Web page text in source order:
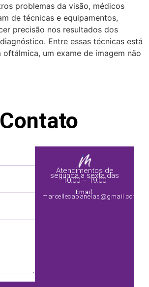
problemas da visão, médicos
de técnicas e equipamentos,
precisão nos resultados dos
Entre essas técnicas está
um exame de imagem não
Contato
Atendimentos de
segunda a sexta das
10:00 – 19:00
Email:
marcellecabanelas@gmail.com